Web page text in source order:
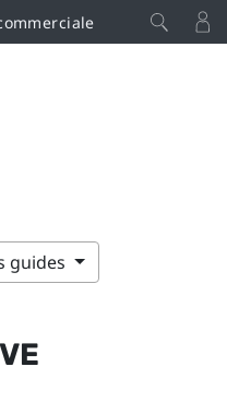
guides